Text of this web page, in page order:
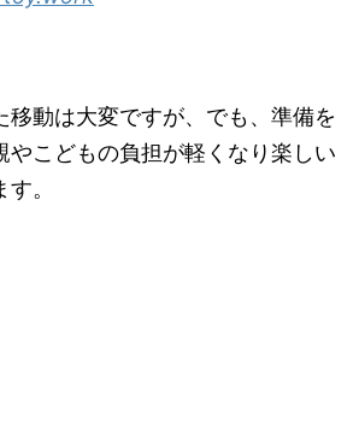
移動は大変ですが、でも、準備を
やこどもの負担が軽くなり楽しい
。